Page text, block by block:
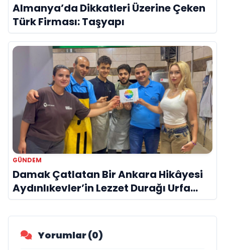
Almanya’da Dikkatleri Üzerine Çeken
Türk Firması: Taşyapı
GÜNDEM
Damak Çatlatan Bir Ankara Hikâyesi
Aydınlıkevler’in Lezzet Durağı Urfa
Damak
Yorumlar (0)